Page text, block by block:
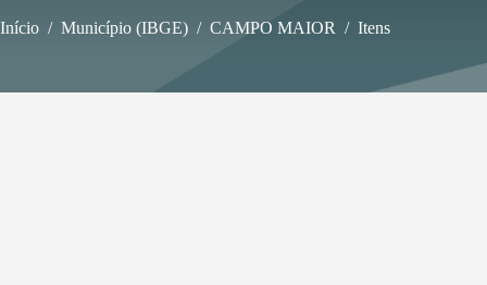
Início / Município (IBGE) / CAMPO MAIOR / Itens